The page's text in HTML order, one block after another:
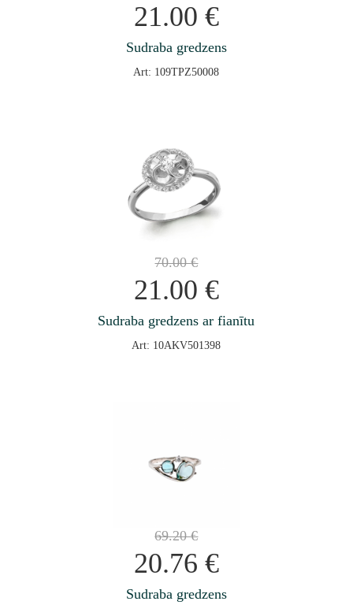
21.00 €
Sudraba gredzens
Art: 109TPZ50008
70.00€
21.00 €
Sudraba gredzens ar fianītu
Art: 10AKV501398
69.20€
20.76 €
Sudraba gredzens